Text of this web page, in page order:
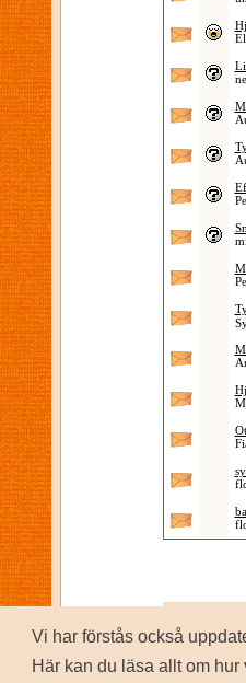
Vi har förstås också
Här kan du läsa allt om